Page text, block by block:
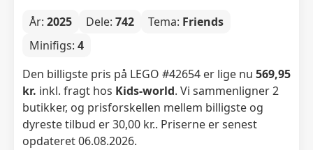
År: 2025 Dele: 742 Tema: Friends
Minifigs: 4
Den billigste pris på LEGO #42654 er lige nu 569,95
kr. inkl. fragt hos Kids-world. Vi sammenligner 2
butikker, og prisforskellen mellem billigste og
dyreste tilbud er 30,00 kr.. Priserne er senest
opdateret 06.08.2026.